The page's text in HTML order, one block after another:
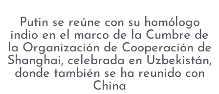
Putin se reúne con su homólogo
indio en el marco de la Cumbre de
la Organización de Cooperación de
Shanghai, celebrada en Uzbekistán,
donde también se ha reunido con
China